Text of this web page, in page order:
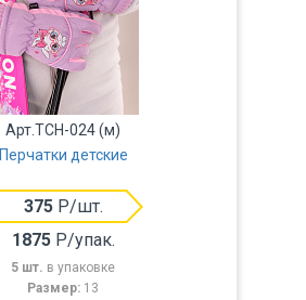
Арт.TCH-024 (м)
Перчатки детские
375Р/шт.
1875Р/упак.
5 шт. в упаковке
Размер: 13